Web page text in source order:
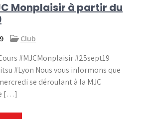
Monplaisir à partir du
Club
#MJCMonplaisir #25sept19
#Lyon Nous vous informons que
se déroulant à la MJC
[…]